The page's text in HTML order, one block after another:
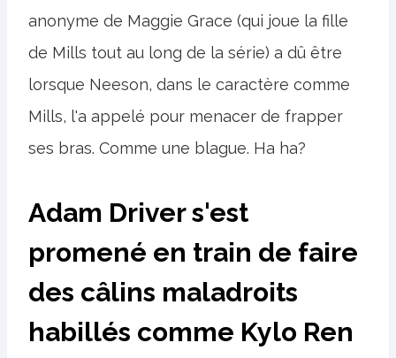
anonyme de Maggie Grace (qui joue la fille
de Mills tout au long de la série) a dû être
lorsque Neeson, dans le caractère comme
Mills, l'a appelé pour menacer de frapper
ses bras. Comme une blague. Ha ha?
Adam Driver s'est
promené en train de faire
des câlins maladroits
habillés comme Kylo Ren